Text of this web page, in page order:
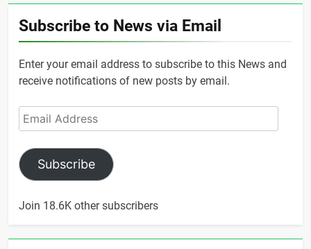
Subscribe to News via Email
Enter your email address to subscribe to this News and
receive notifications of new posts by email.
Email
Address
Subscribe
Join 18.6K other subscribers